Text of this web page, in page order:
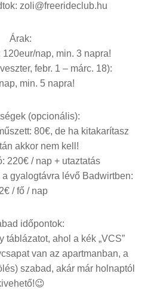
zoli@freerideclub.hu
Árak:
nap, min. 3 napra!
febr. 1 – márc. 18):
min. 5 napra!
(opcionális):
80€, de ha kitakarítasz
akkor nem kell!
220€ / nap + utaztatás
gyalogtávra lévő Badwirtben:
/ fő / nap
időpontok:
táblázatot, ahol a kék „VCS”
van az apartmanban, a
szabad, akár már holnaptól
😉